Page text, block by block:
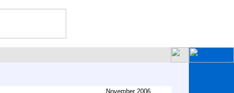
November 2006